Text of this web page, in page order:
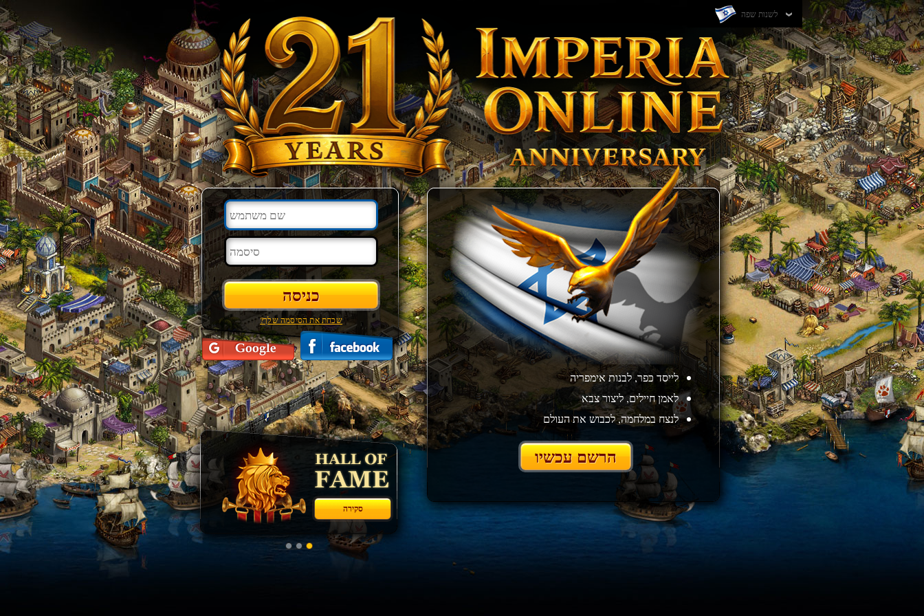
לשנות שפה
לייסד כפר, לבנות אימפריה
לאמן חיילים, ליצור צבא
לנצח במלחמה, לכבוש את העולם
הרשם עכשיו
שכחת את הסיסמה שלך?
סקירה